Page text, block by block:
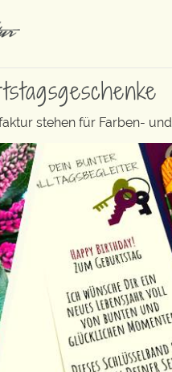
stehen für Farben-